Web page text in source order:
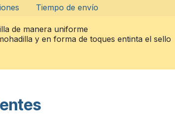
Tiempo de envío
de manera uniforme
y en forma de toques entinta el sello